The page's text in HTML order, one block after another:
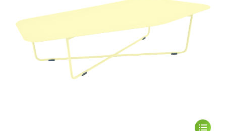
Dit